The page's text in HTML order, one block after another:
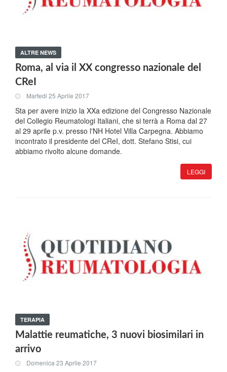
ALTRE NEWS
Roma, al via il XX congresso nazionale del
CReI
Martedi 25 Aprile 2017
Sta per avere inizio la XXa edizione del Congresso Nazionale
del Collegio Reumatologi Italiani, che si terrà a Roma dal 27
al 29 aprile p.v. presso l'NH Hotel Villa Carpegna. Abbiamo
incontrato il presidente del CReI, dott. Stefano Stisi, cui
abbiamo rivolto alcune domande.
LEGGI
TERAPIA
Malattie reumatiche, 3 nuovi biosimilari in
arrivo
Domenica 23 Aprile 2017